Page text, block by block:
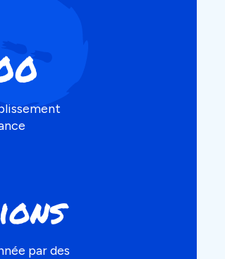
par des